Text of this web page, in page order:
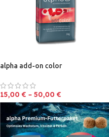
alpha add-on color
15,00 € – 50,00 €